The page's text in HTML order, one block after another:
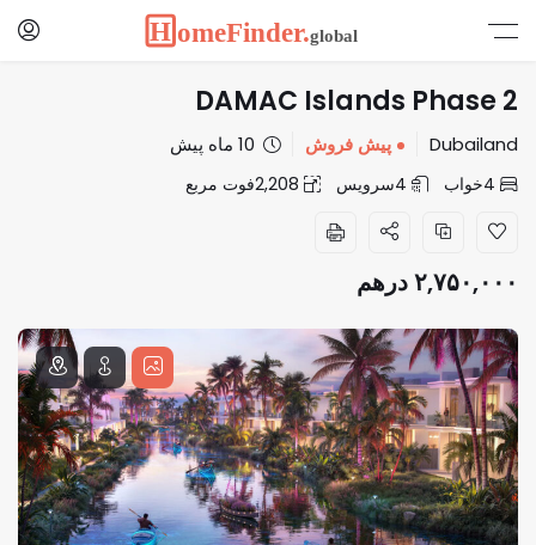
DAMAC Islands Phase 2
Dubailand پیش فروش
4خواب 4سرویس 2,208فوت مربع
۲,۷۵۰,۰۰۰درهم